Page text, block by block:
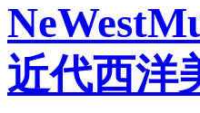
近代西洋